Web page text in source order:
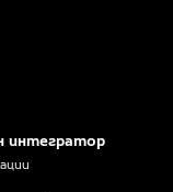
интегратор